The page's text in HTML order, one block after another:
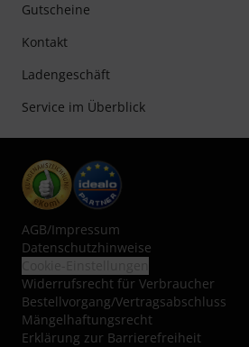
Gutscheine
Kontakt
Ladengeschäft
Service im Überblick
AGB/Impressum
Datenschutzhinweise
Widerrufsrecht für Verbraucher
Bestellvorgang/Vertragsabschluss
Mängelhaftungsrecht
Erklärung zur Barrierefreiheit